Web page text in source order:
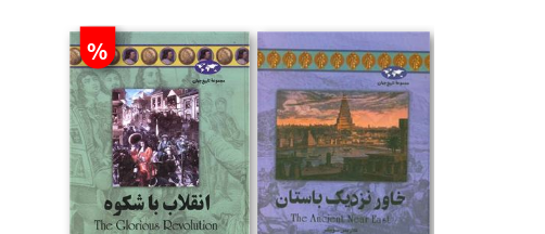
%